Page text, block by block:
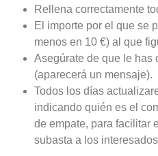
Rellena correctamente
El importe por el que se
menos en 10 €) al que
Asegúrate de que le has
(aparecerá un mensaje).
Todos los días
indicando quién es el
de empate, para facilitar
subasta a los